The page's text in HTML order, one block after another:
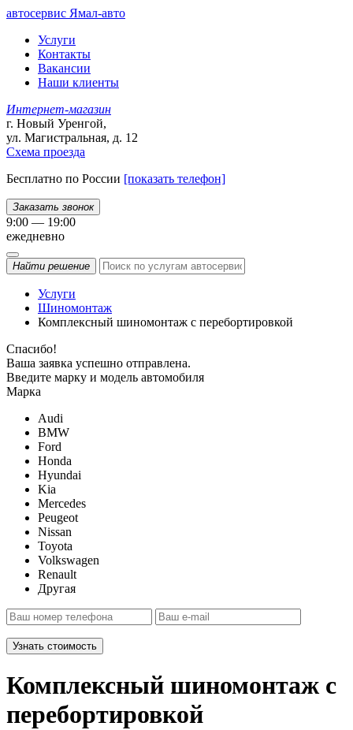
автосервис Ямал-авто
Услуги
Контакты
Вакансии
Наши клиенты
Интернет-магазин
г. Новый Уренгой,
ул. Магистральная, д. 12
Схема проезда
Бесплатно по России [показать телефон]
Заказать звонок
9:00 — 19:00
ежедневно
Найти решение
Услуги
Шиномонтаж
Комплексный шиномонтаж с перебортировкой
Спасибо!
Ваша заявка успешно отправлена.
Введите марку и модель автомобиля
Марка
Audi
BMW
Ford
Honda
Hyundai
Kia
Mercedes
Peugeot
Nissan
Toyota
Volkswagen
Renault
Другая
Узнать стоимость
Комплексный шиномонтаж с
перебортировкой